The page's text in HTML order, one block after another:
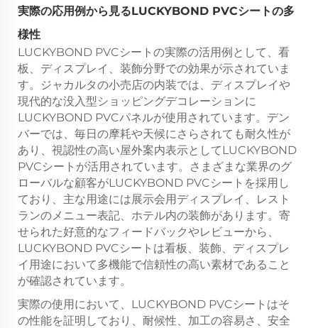
実際の応用例から見るLUCKYBOND PVCシートの多
様性
LUCKYBOND PVCシートの実際の活用例として、看
板、ディスプレイ、装飾分野での効果が示されていま
す。ジャカルタの小売店の内装では、ディスプレイや
現代的な没入型ショッピングデコレーションに
LUCKYBOND PVCパネルが使用されています。デン
バーでは、毎日の摩耗や天候にさらされても耐久性が
あり、視認性の高い屋外案内表示としてLUCKYBOND
PVCシートが活用されています。さまざまな業界のグ
ローバルな顧客がLUCKYBOND PVCシートを採用し
ており、主な用途には展示会用ディスプレイ、レスト
ランのメニュー表記、ホテル内の装飾があります。寄
せられた好意的なフィードバックやレビューから、
LUCKYBOND PVCシートは看板、装飾、ディスプレ
イ用途において多機能で信頼性の高い素材であること
が確認されています。
実際の使用において、LUCKYBOND PVCシートはそ
の性能を証明しており、耐候性、加工の容易さ、安全